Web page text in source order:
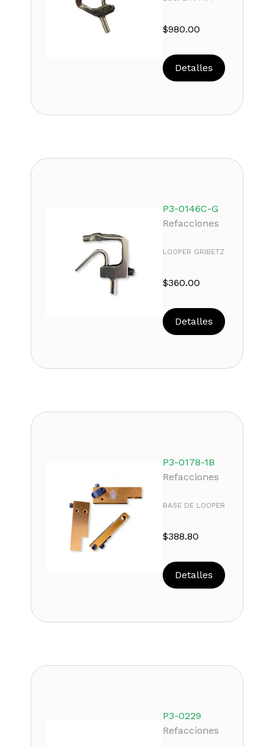
$980.00
Detalles
P3-0146C-G
Refacciones
LOOPER GRIBETZ
$360.00
Detalles
P3-0178-1B
Refacciones
BASE DE LOOPER
$388.80
Detalles
P3-0229
Refacciones